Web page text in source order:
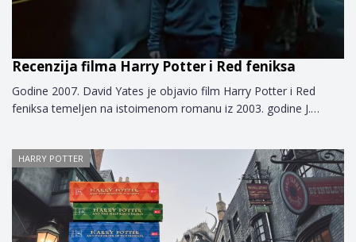
Recenzija filma Harry Potter i Red feniksa
Godine 2007. David Yates je objavio film Harry Potter i Red
feniksa temeljen na istoimenom romanu iz 2003. godine J.…
HARRY POTTER